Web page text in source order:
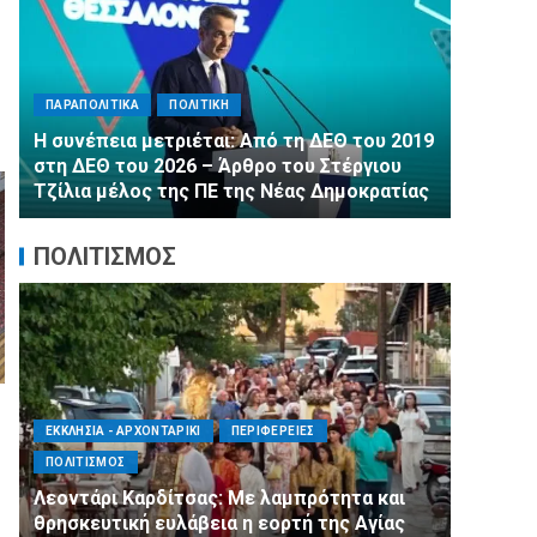
ΠΑΡΑΠΟΛΙΤΙΚΑ ΠΟΛΙΤΙΚΗ
Η συνέπεια μετριέται: Από τη ΔΕΘ του 2019
στη ΔΕΘ του 2026 – Άρθρο του Στέργιου
Τζίλια μέλος της ΠΕ της Νέας Δημοκρατίας
ΠΟΛΙΤΙΣΜΟΣ
ΕΚΚΛΗΣΙΑ - ΑΡΧΟΝΤΑΡΙΚΙ ΠΕΡΙΦΕΡΕΙΕΣ
ΠΟΛΙΤΙΣΜΟΣ
Λεοντάρι Καρδίτσας: Με λαμπρότητα και
θρησκευτική ευλάβεια η εορτή της Αγίας